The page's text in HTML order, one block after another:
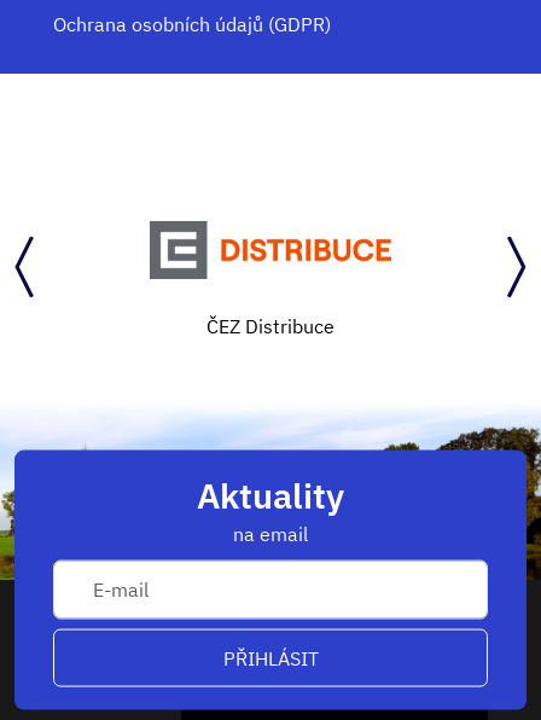
Ochrana osobních údajů (GDPR)
ČEZ Distribuce
Aktuality
na email
PŘIHLÁSIT